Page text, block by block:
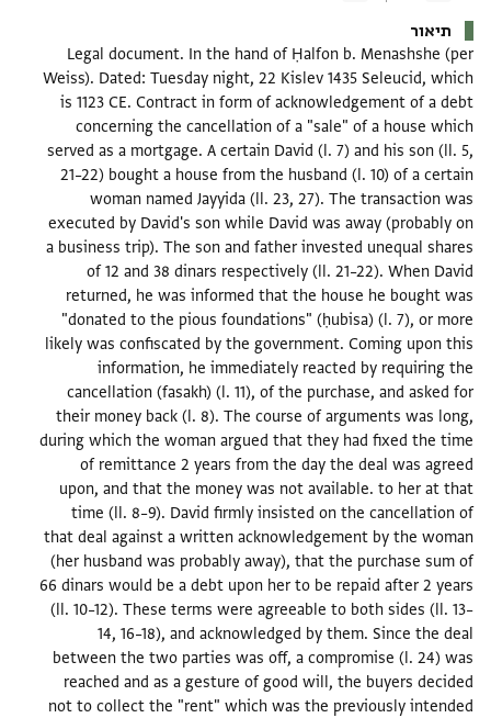
תיאור
Legal document. In the hand of Ḥalfon b. Menashshe (per
Weiss). Dated: Tuesday night, 22 Kislev 1435 Seleucid, which
is 1123 CE. Contract in form of acknowledgement of a debt
concerning the cancellation of a "sale" of a house which
served as a mortgage. A certain David (l. 7) and his son (ll. 5,
21–22) bought a house from the husband (l. 10) of a certain
woman named Jayyida (ll. 23, 27). The transaction was
executed by David's son while David was away (probably on
a business trip). The son and father invested unequal shares
of 12 and 38 dinars respectively (ll. 21–22). When David
returned, he was informed that the house he bought was
"donated to the pious foundations" (ḥubisa) (l. 7), or more
likely was confiscated by the government. Coming upon this
information, he immediately reacted by requiring the
cancellation (fasakh) (l. 11), of the purchase, and asked for
their money back (l. 8). The course of arguments was long,
during which the woman argued that they had fixed the time
of remittance 2 years from the day the deal was agreed
upon, and that the money was not available. to her at that
time (ll. 8–9). David firmly insisted on the cancellation of
that deal against a written acknowledgement by the woman
(her husband was probably away), that the purchase sum of
66 dinars would be a debt upon her to be repaid after 2 years
(ll. 10–12). These terms were agreeable to both sides (ll. 13–
14, 16–18), and acknowledged by them. Since the deal
between the two parties was off, a compromise (l. 24) was
reached and as a gesture of good will, the buyers decided
not to collect the "rent" which was the previously intended